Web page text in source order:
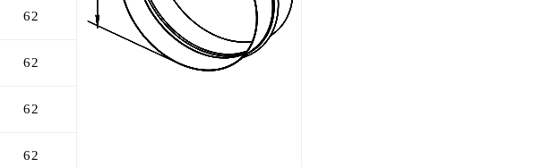
62
62
62
62